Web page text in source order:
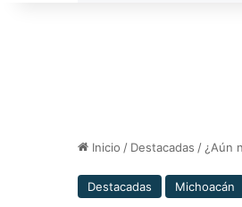
Inicio / Destacadas / ¿Aún
Destacadas Michoacán